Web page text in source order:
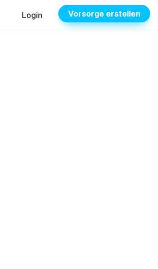
Login Vorsorge erstellen